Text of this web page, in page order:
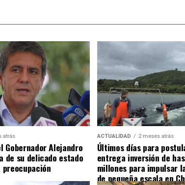
atrás
Gobernador Alejandro
de su delicado estado
preocupación
ACTUALIDAD 2 meses atrás
Últimos días para
entrega inversión de
millones para impulsar
de pequeña escala en